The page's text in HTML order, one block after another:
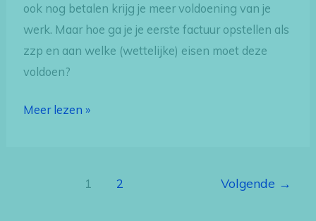
ook nog betalen krijg je meer voldoening van je
werk. Maar hoe ga je je eerste factuur opstellen als
zzp en aan welke (wettelijke) eisen moet deze
voldoen?
Meer lezen »
1 2 Volgende →